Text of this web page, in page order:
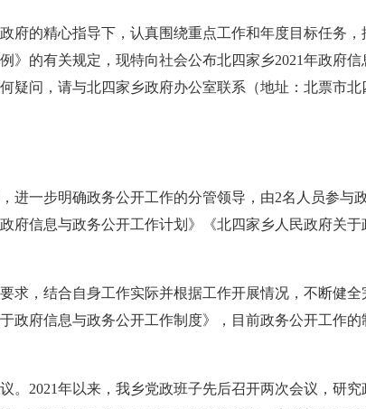
府的精心指导下，认真围绕重点工作和年度目标任务
》的有关规定，现特向社会公布北四家乡2021年政府
疑问，请与北四家乡政府办公室联系（地址：北票市
进一步明确政务公开工作的分管领导，由2名人员参
府信息与政务公开工作计划》《北四家乡人民政府关
求，结合自身工作实际并根据工作开展情况，不断健
政府信息与政务公开工作制度》，目前政务公开工作
。2021年以来，我乡党政班子先后召开两次会议，研